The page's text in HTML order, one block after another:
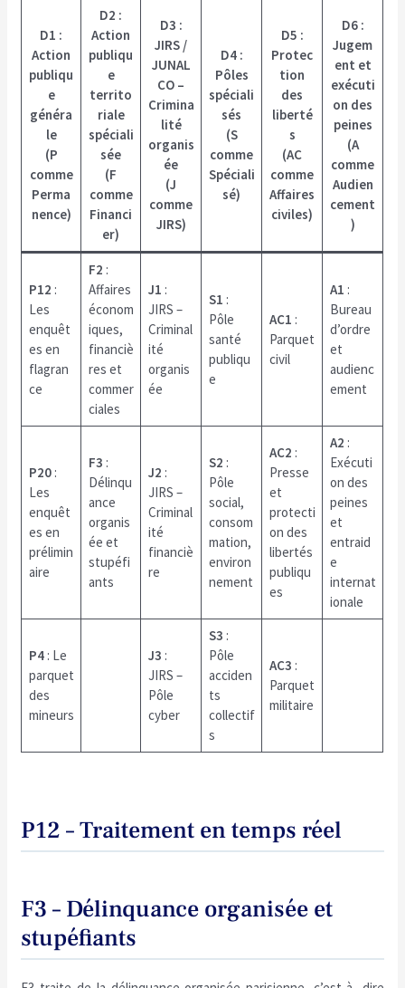
D1 :
Action
publiqu
e
généra
le
(P
comme
Perma
nence)
D2 :
Action
publiqu
e
territo
riale
spéciali
sée
(F
comme
Financi
er)
D3 :
JIRS /
JUNAL
CO –
Crimina
lité
organis
ée
(J
comme
JIRS)
D4 :
Pôles
spéciali
sés
(S
comme
Spéciali
sé)
D5 :
Protec
tion
des
liberté
s
(AC
comme
Affaires
civiles)
D6 :
Jugem
ent et
exécuti
on des
peines
(A
comme
Audien
cement
)
P12 :
Les
enquêt
es en
flagran
ce
F2 :
Affaires
économ
iques,
financiè
res et
commer
ciales
J1 :
JIRS –
Criminal
ité
organis
ée
S1 :
Pôle
santé
publiqu
e
AC1 :
Parquet
civil
A1 :
Bureau
d’ordre
et
audienc
ement
P20:
Les
enquêt
es en
prélimin
aire
F3 :
Délinqu
ance
organis
ée et
stupéfi
ants
J2 :
JIRS –
Criminal
ité
financiè
re
S2 :
Pôle
social,
consom
mation,
environ
nement
AC2 :
Presse
et
protecti
on des
libertés
publiqu
es
A2 :
Exécuti
on des
peines
et
entraid
e
internat
ionale
P4: Le
parquet
des
mineurs
J3 :
JIRS –
Pôle
cyber
S3 :
Pôle
acciden
ts
collectif
s
AC3 :
Parquet
militaire
P12 – Traitement en temps réel
F3 – Délinquance organisée et
stupéfiants